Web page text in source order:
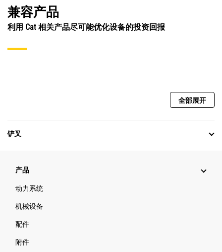
兼容产品
利用 Cat 相关产品尽可能优化设备的投资回报
全部展开
铲叉
产品
动力系统
机械设备
配件
附件